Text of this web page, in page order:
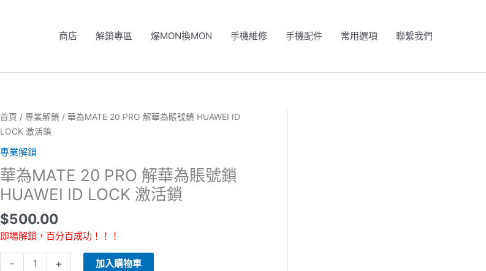
商店 解鎖專區 爆MON換MON 手機維修 手機配件 常用選項 聯繫我們
首頁 / 專業解鎖 / 華為MATE 20 PRO 解華為賬號鎖 HUAWEI ID
LOCK 激活鎖
專業解鎖
華為MATE 20 PRO 解華為賬號鎖
HUAWEI ID LOCK 激活鎖
$500.00
即場解鎖，百分百成功！！！
-
華
為
MATE
20
PRO
解
華
為
賬
+ 加入購物車